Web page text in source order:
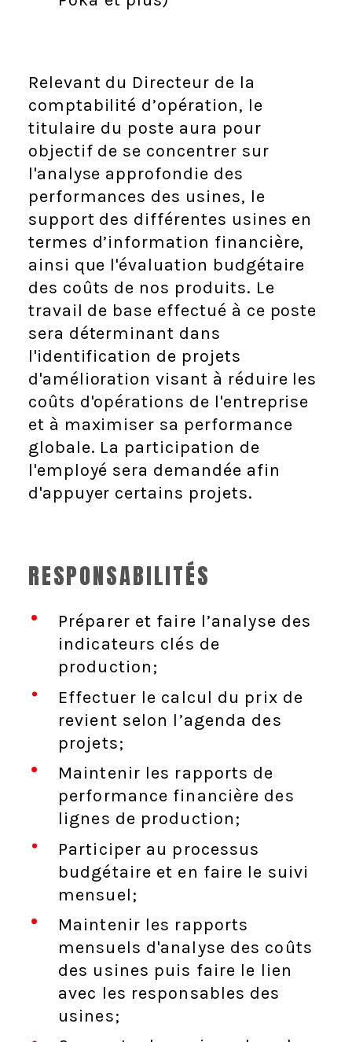
Relevant du Directeur de la
comptabilité d’opération, le
titulaire du poste aura pour
objectif de se concentrer sur
l'analyse approfondie des
performances des usines, le
support des différentes usines en
termes d’information financière,
ainsi que l'évaluation budgétaire
des coûts de nos produits. Le
travail de base effectué à ce poste
sera déterminant dans
l'identification de projets
d'amélioration visant à réduire les
coûts d'opérations de l'entreprise
et à maximiser sa performance
globale. La participation de
l'employé sera demandée afin
d'appuyer certains projets.
RESPONSABILITÉS
Préparer et faire l’analyse des
indicateurs clés de
production;
Effectuer le calcul du prix de
revient selon l’agenda des
projets;
Maintenir les rapports de
performance financière des
lignes de production;
Participer au processus
budgétaire et en faire le suivi
mensuel;
Maintenir les rapports
mensuels d'analyse des coûts
des usines puis faire le lien
avec les responsables des
usines;